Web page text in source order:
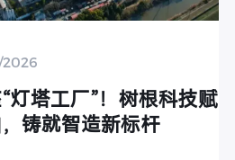
厂”！树根科技赋能招
造新标杆